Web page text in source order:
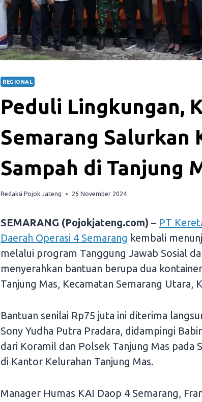
REGIONAL
Peduli Lingkungan,
Semarang Salurkan
Sampah di Tanjung
Redaksi Pojok Jateng 26 November 2024
SEMARANG (Pojokjateng.com) – PT
Daerah Operasi 4 Semarang kembali
melalui program Tanggung Jawab Sosial
menyerahkan bantuan berupa dua
Tanjung Mas, Kecamatan Semarang Utara,
Bantuan senilai Rp75 juta ini diterima
Sony Yudha Putra Pradara, didampingi
dari Koramil dan Polsek Tanjung Mas pada
di Kantor Kelurahan Tanjung Mas.
Manager Humas KAI Daop 4 Semarang,